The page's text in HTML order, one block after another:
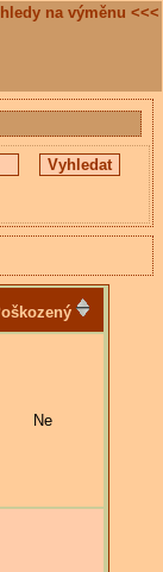
na výměnu <<<
Ne